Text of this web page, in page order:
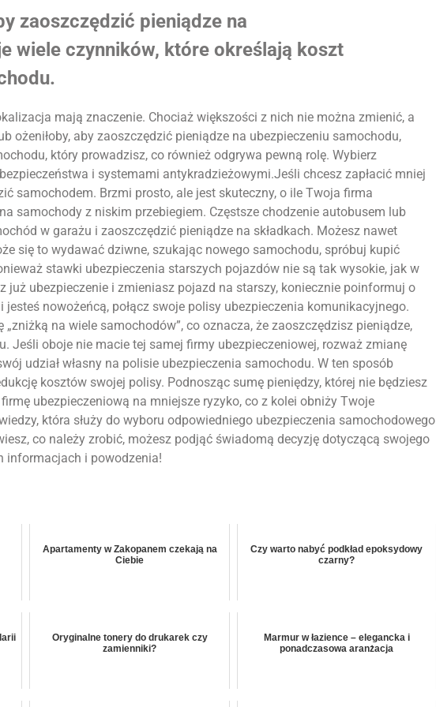
zaoszczędzić pieniądze na
wiele czynników, które określają koszt
mają znaczenie. Chociaż większości z nich nie można zmienić, a
ożeniłoby, aby zaoszczędzić pieniądze na ubezpieczeniu samochodu,
który prowadzisz, co również odgrywa pewną rolę. Wybierz
i systemami antykradzieżowymi.Jeśli chcesz zapłacić mniej
samochodem. Brzmi prosto, ale jest skuteczny, o ile Twoja firma
samochody z niskim przebiegiem. Częstsze chodzenie autobusem lub
w garażu i zaoszczędzić pieniądze na składkach. Możesz nawet
się to wydawać dziwne, szukając nowego samochodu, spróbuj kupić
stawki ubezpieczenia starszych pojazdów nie są tak wysokie, jak w
już ubezpieczenie i zmieniasz pojazd na starszy, koniecznie poinformuj o
nowożeńcą, połącz swoje polisy ubezpieczenia komunikacyjnego.
na wiele samochodów”, co oznacza, że ​​zaoszczędzisz pieniądze,
Jeśli oboje nie macie tej samej firmy ubezpieczeniowej, rozważ zmianę
udział własny na polisie ubezpieczenia samochodu. W ten sposób
kosztów swojej polisy. Podnosząc sumę pieniędzy, której nie będziesz
ubezpieczeniową na mniejsze ryzyko, co z kolei obniży Twoje
która służy do wyboru odpowiedniego ubezpieczenia samochodowego
co należy zrobić, możesz podjąć świadomą decyzję dotyczącą swojego
informacjach i powodzenia!
Apartamenty w Zakopanem czekają na
Ciebie
Czy warto nabyć podkład epoksydowy
czarny?
Oryginalne tonery do drukarek czy
zamienniki?
Marmur w łazience – elegancka i
ponadczasowa aranżacja